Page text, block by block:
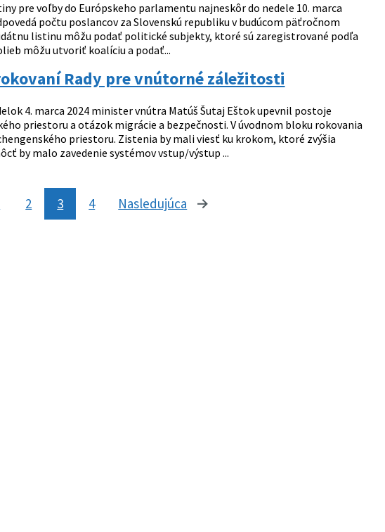
pre voľby do Európskeho parlamentu najneskôr do nedele 10. marca
počtu poslancov za Slovenskú republiku v budúcom päťročnom
listinu môžu podať politické subjekty, ktoré sú zaregistrované podľa
môžu utvoriť koalíciu a podať...
Rady pre vnútorné záležitosti
4. marca 2024 minister vnútra Matúš Šutaj Eštok upevnil postoje
priestoru a otázok migrácie a bezpečnosti. V úvodnom bloku rokovania
priestoru. Zistenia by mali viesť ku krokom, ktoré zvýšia
by malo zavedenie systémov vstup/výstup ...
2 3 4 Nasledujúca stránka